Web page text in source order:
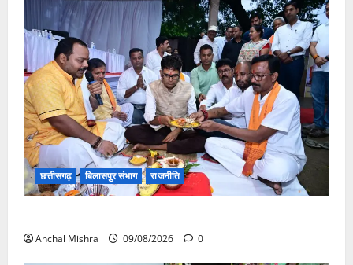
छत्तीसगढ़ बिलासपुर संभाग राजनीति
Anchal Mishra 09/08/2026 0